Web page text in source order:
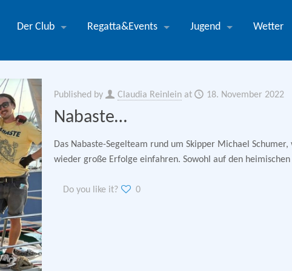
Der Club Regatta&Events Jugend Wetter
Published by Claudia Reinlein at 18. November 2022
Nabaste…
Das Nabaste-Segelteam rund um Skipper Michael
wieder große Erfolge einfahren. Sowohl auf den
Do you like it? 0